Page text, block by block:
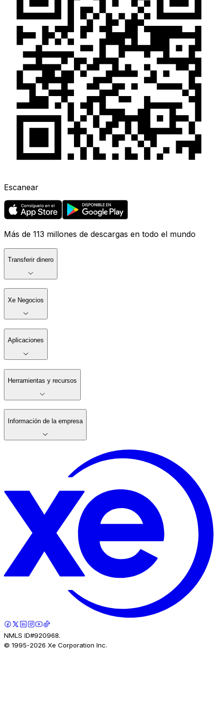
Escanear
Más de 113 millones de descargas en todo el mundo
Transferir dinero
Xe Negocios
Aplicaciones
Herramientas y recursos
Información de la empresa
NMLS ID#920968.
© 1995-2026 Xe Corporation Inc.